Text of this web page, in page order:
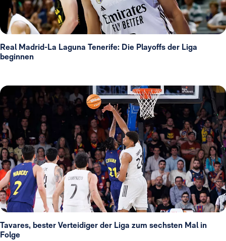
Real Madrid-La Laguna Tenerife: Die Playoffs der Liga
beginnen
Tavares, bester Verteidiger der Liga zum sechsten Mal in
Folge